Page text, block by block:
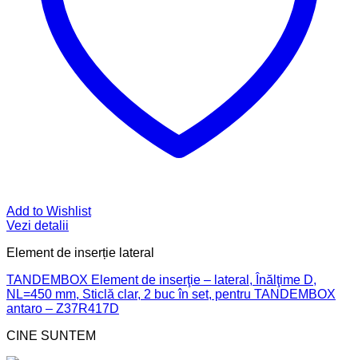
Add to Wishlist
Vezi detalii
Element de inserție lateral
TANDEMBOX Element de inserţie – lateral, Înălţime D,
NL=450 mm, Sticlă clar, 2 buc în set, pentru TANDEMBOX
antaro – Z37R417D
CINE SUNTEM